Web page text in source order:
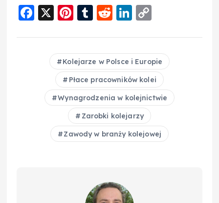
F
c
X
Pi
er
e
st
T
m
bl
r
R
d
di
t
Li
k
e
d
I
n
p
y
Li
n
k
Kolejarze w Polsce i Europie
Płace pracowników kolei
Wynagrodzenia w kolejnictwie
Zarobki kolejarzy
Zawody w branży kolejowej